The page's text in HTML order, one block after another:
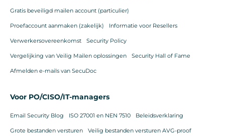
Gratis beveiligd mailen account (particulier)
Proefaccount aanmaken (zakelijk) Informatie voor Resellers
Verwerkersovereenkomst Security Policy
Vergelijking van Veilig Mailen oplossingen Security Hall of Fame
Afmelden e-mails van SecuDoc
Voor PO/CISO/IT-managers
Email Security Blog ISO 27001 en NEN 7510 Beleidsverklaring
Grote bestanden versturen Veilig bestanden versturen AVG-proof